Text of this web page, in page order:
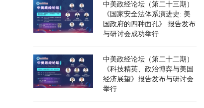
中美政经论坛（第二十三期）
《国家安全法体系演进史: 美
国政府的四种面孔》 报告发布
与研讨会成功举行
中美政经论坛（第二十二期）
《科技精英、政治博弈与美国
经济展望》报告发布与研讨会
举行